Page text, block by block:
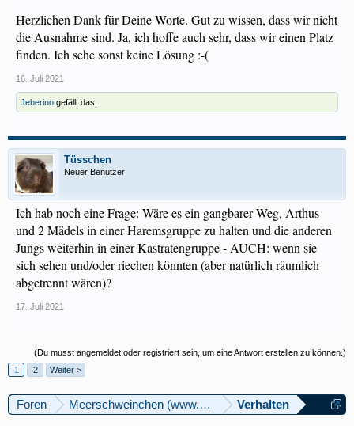
Herzlichen Dank für Deine Worte. Gut zu wissen, dass wir nicht
die Ausnahme sind. Ja, ich hoffe auch sehr, dass wir einen Platz
finden. Ich sehe sonst keine Lösung :-(
16. Juli 2021
Jeberino gefällt das.
Tüsschen
Neuer Benutzer
Ich hab noch eine Frage: Wäre es ein gangbarer Weg, Arthus
und 2 Mädels in einer Haremsgruppe zu halten und die anderen
Jungs weiterhin in einer Kastratengruppe - AUCH: wenn sie
sich sehen und/oder riechen könnten (aber natürlich räumlich
abgetrennt wären)?
17. Juli 2021
(Du musst angemeldet oder registriert sein, um eine Antwort erstellen zu können.)
1
2 Weiter >
Foren Meerschweinchen (www.meerschweinforum.ch)
Verhalten